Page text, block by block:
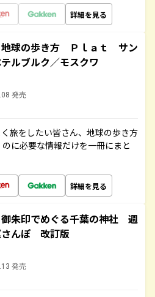
詳細を見る
球の歩き方 Ｐｌａｔ サン
ルブルク／モスクワ
発売
旅をしたい皆さん、地球の歩き方
に必要な情報だけを一冊にまと
詳細を見る
朱印でめぐる千葉の神社 週
さんぽ 改訂版
発売